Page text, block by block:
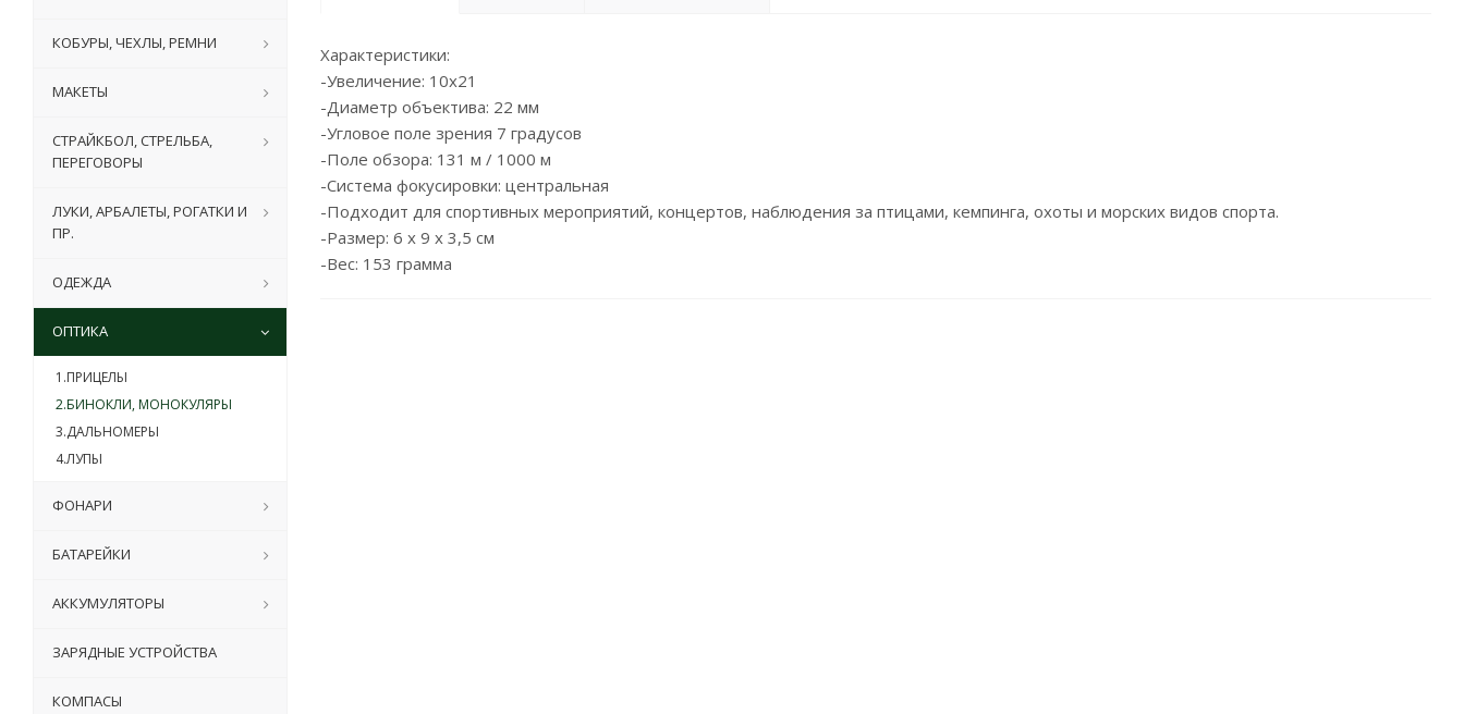
Характеристики:
-Увеличение: 10x21
-Диаметр объектива: 22 мм
-Угловое поле зрения 7 градусов
-Поле обзора: 131 м / 1000 м
-Система фокусировки: центральная
-Подходит для спортивных мероприятий, концертов, наблюдения за птицами, кемпинга, охоты и морских видов спорта.
-Размер: 6 х 9 х 3,5 см
-Вес: 153 грамма
КОБУРЫ, ЧЕХЛЫ, РЕМНИ
МАКЕТЫ
СТРАЙКБОЛ, СТРЕЛЬБА,
ПЕРЕГОВОРЫ
ЛУКИ, АРБАЛЕТЫ, РОГАТКИ И
ПР.
ОДЕЖДА
ОПТИКА
1.ПРИЦЕЛЫ
2.БИНОКЛИ, МОНОКУЛЯРЫ
3.ДАЛЬНОМЕРЫ
4.ЛУПЫ
ФОНАРИ
БАТАРЕЙКИ
АККУМУЛЯТОРЫ
ЗАРЯДНЫЕ УСТРОЙСТВА
КОМПАСЫ